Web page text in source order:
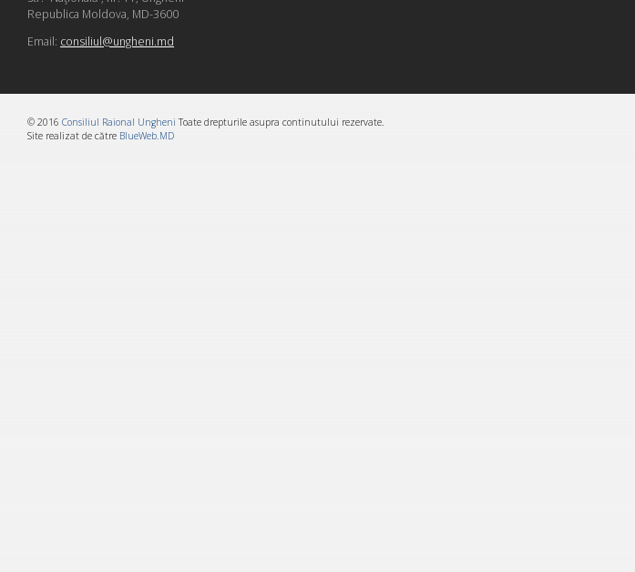
Republica Moldova, MD-3600
Email: consiliul@ungheni.md
© 2016 Consiliul Raional Ungheni Toate drepturile asupra continutului rezervate.
Site realizat de către BlueWeb.MD